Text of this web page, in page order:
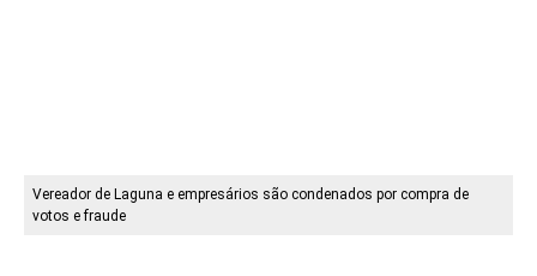
Vereador de Laguna e empresários são condenados por compra de
votos e fraude